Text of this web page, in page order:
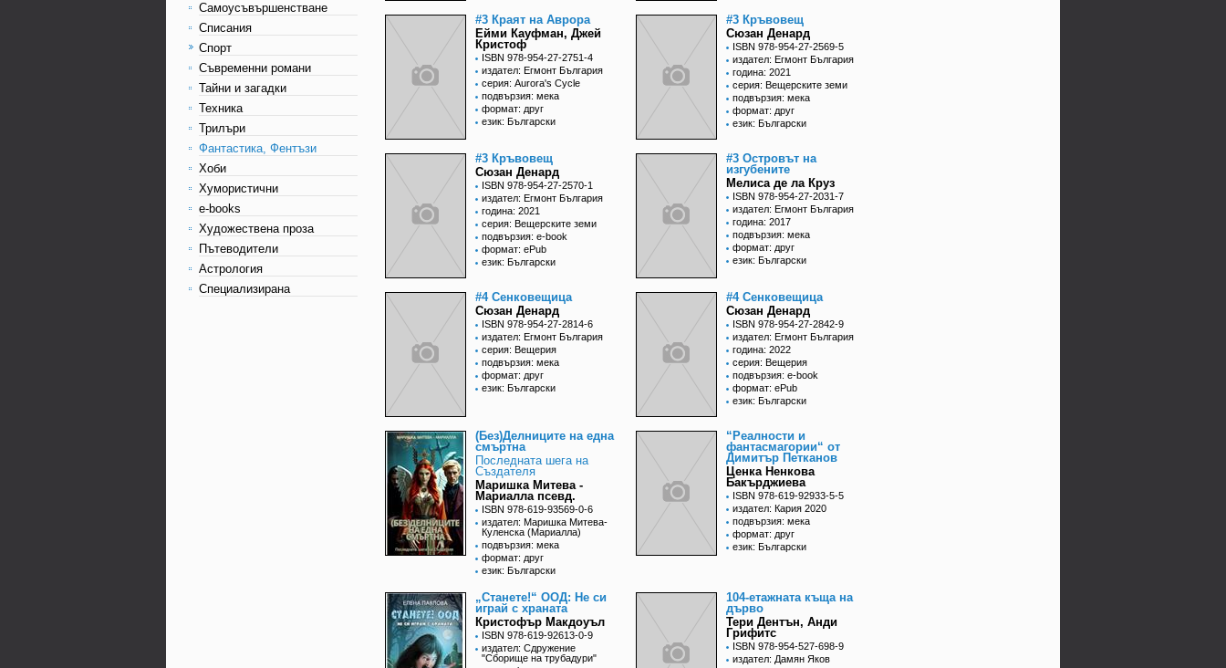
Самоусъвършенстване
Списания
Спорт
Съвременни романи
Тайни и загадки
Техника
Трилъри
Фантастика, Фентъзи
Хоби
Хумористични
e-books
Художествена проза
Пътеводители
Астрология
Специализирана
#3 Краят на Аврора
Ейми Кауфман, Джей
Кристоф
ISBN 978-954-27-2751-4
издател: Егмонт България
серия: Aurora's Cycle
подвързия: мека
формат: друг
език: Български
#3 Кръвовещ
Сюзан Денард
ISBN 978-954-27-2569-5
издател: Егмонт България
година: 2021
серия: Вещерските земи
подвързия: мека
формат: друг
език: Български
#3 Кръвовещ
Сюзан Денард
ISBN 978-954-27-2570-1
издател: Егмонт България
година: 2021
серия: Вещерските земи
подвързия: e-book
формат: ePub
език: Български
#3 Островът на
изгубените
Мелиса де ла Круз
ISBN 978-954-27-2031-7
издател: Егмонт България
година: 2017
подвързия: мека
формат: друг
език: Български
#4 Сенковещица
Сюзан Денард
ISBN 978-954-27-2814-6
издател: Егмонт България
серия: Вещерия
подвързия: мека
формат: друг
език: Български
#4 Сенковещица
Сюзан Денард
ISBN 978-954-27-2842-9
издател: Егмонт България
година: 2022
серия: Вещерия
подвързия: e-book
формат: ePub
език: Български
(Без)Делниците на една
смъртна
Последната шега на
Създателя
Маришка Митева -
Мариалла псевд.
ISBN 978-619-93569-0-6
издател: Маришка Митева-
Куленска (Мариалла)
подвързия: мека
формат: друг
език: Български
“Реалности и
фантасмагории“ от
Димитър Петканов
Ценка Ненкова
Бакърджиева
ISBN 978-619-92933-5-5
издател: Кария 2020
подвързия: мека
формат: друг
език: Български
„Станете!“ ООД: Не си
играй с храната
Кристофър Макдоуъл
ISBN 978-619-92613-0-9
издател: Сдружение
"Сборище на трубадури"
104-етажната къща на
дърво
Тери Дентън, Анди
Грифитс
ISBN 978-954-527-698-9
издател: Дамян Яков